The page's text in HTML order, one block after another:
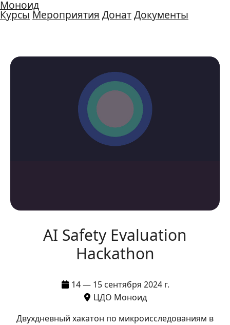
Моноид
Курсы Мероприятия ДонатДокументы
AI Safety Evaluation
Hackathon
14 — 15 сентября 2024 г.
ЦДО Моноид
Двухдневный хакатон по микроисследованиям в